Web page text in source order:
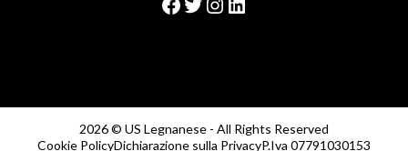
2026 © US Legnanese - All Rights Reserved
Cookie PolicyDichiarazione sulla PrivacyP.Iva 07791030153